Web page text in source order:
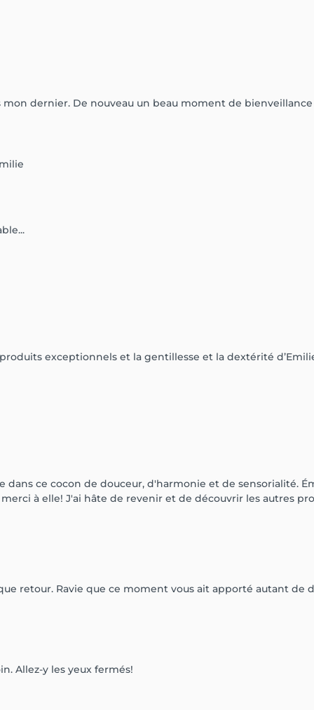
dernier. De nouveau un beau moment de
exceptionnels et la gentillesse et la dextérité
ce cocon de douceur, d'harmonie et de sensorialité.
à elle! J'ai hâte de revenir et de découvrir les autres
retour. Ravie que ce moment vous ait apporté autant de
Allez-y les yeux fermés!